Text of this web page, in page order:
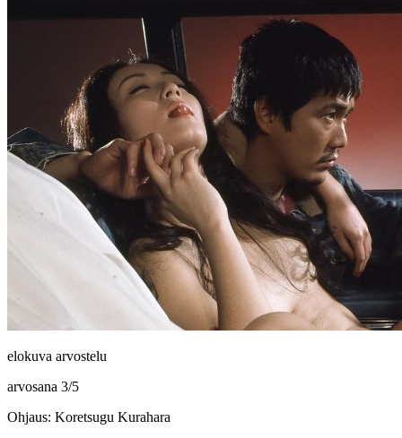
elokuva arvostelu
arvosana 3/5
Ohjaus: Koretsugu Kurahara